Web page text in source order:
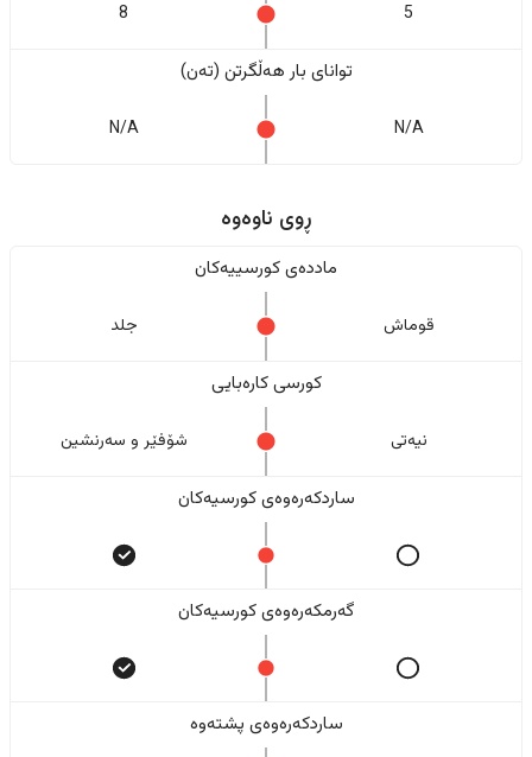
5
8
تواناى بار هەڵگرتن (تەن)
N/A
N/A
ڕوی ناوەوە
ماددەی کورسییەکان
قوماش جلد
کورسی کارەبایی
نیەتی شۆفێر و سەرنشین
ساردکەرەوەی کورسیەکان
گەرمکەرەوەی کورسیەکان
ساردکەرەوەی پشتەوە